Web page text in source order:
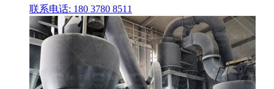
联系电话: 180 3780 8511